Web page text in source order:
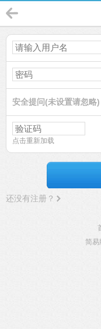
安全提问(未设置请忽略)
点击重新加载
还没有注册？
简易